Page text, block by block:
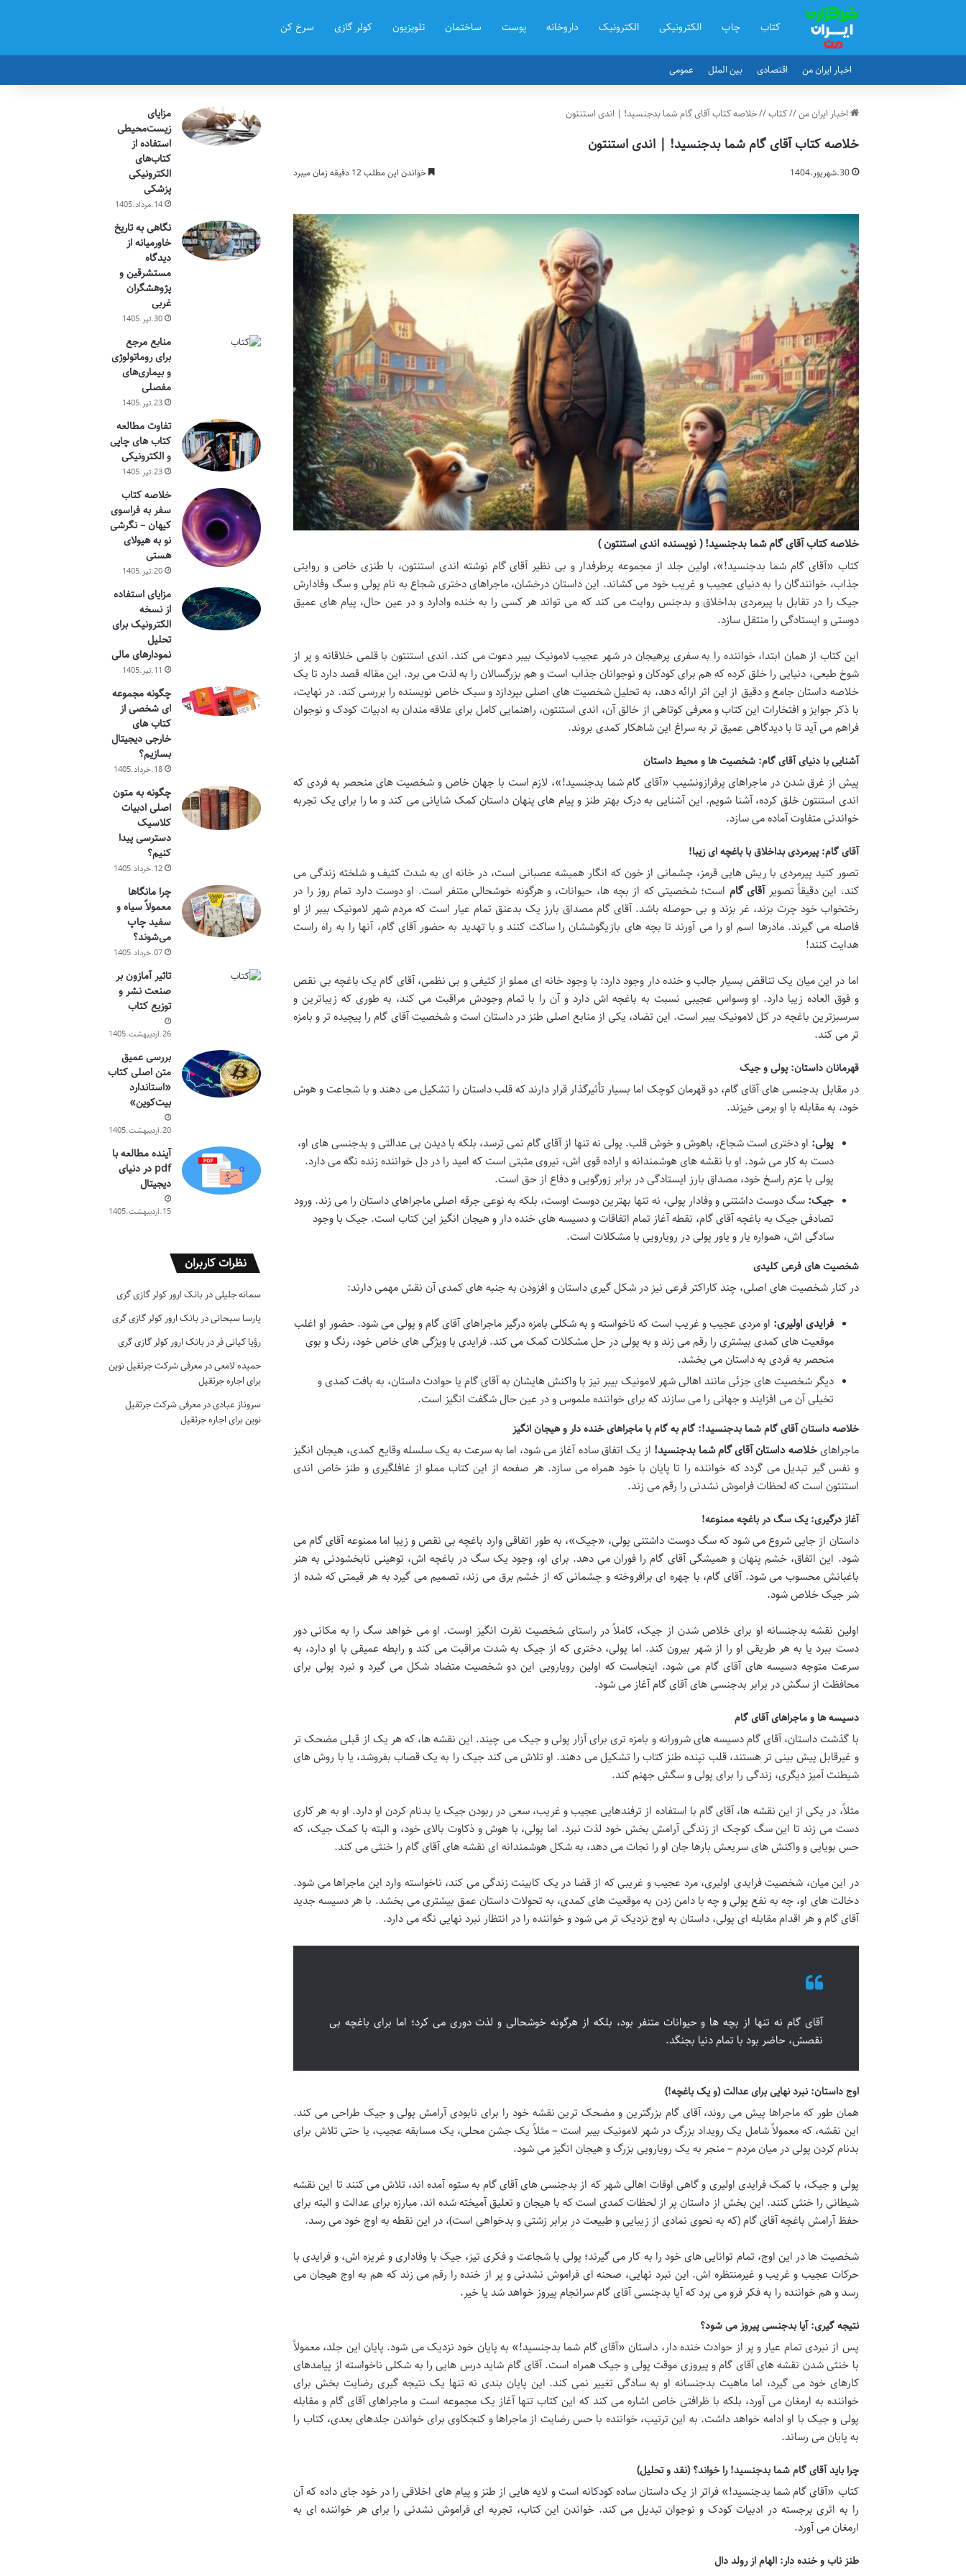
کتاب چاپ الکترونیکی الکترونیک داروخانه پوست ساختمان تلویزیون کولر گازی سرخ کن
اخبار ایران من اقتصادی بین الملل عمومی
اخبار ایران من//کتاب//خلاصه کتاب آقای گام شما بدجنسید! | اندی استنتون
خلاصه کتاب آقای گام شما بدجنسید! | اندی استنتون
30.شهریور.1404 خواندن این مطلب 12 دقیقه زمان میبرد
خلاصه کتاب آقای گام شما بدجنسید! ( نویسنده اندی استنتون )
کتاب «آقای گام شما بدجنسید!»، اولین جلد از مجموعه پرطرفدار و بی نظیر آقای گام نوشته اندی استنتون، با طنزی خاص و روایتی
جذاب، خوانندگان را به دنیای عجیب و غریب خود می کشاند. این داستان درخشان، ماجراهای دختری شجاع به نام پولی و سگ وفادارش
جیک را در تقابل با پیرمردی بداخلاق و بدجنس روایت می کند که می تواند هر کسی را به خنده وادارد و در عین حال، پیام های عمیق
دوستی و ایستادگی را منتقل سازد.
این کتاب از همان ابتدا، خواننده را به سفری پرهیجان در شهر عجیب لامونیک بیبر دعوت می کند. اندی استنتون با قلمی خلاقانه و پر از
شوخ طبعی، دنیایی را خلق کرده که هم برای کودکان و نوجوانان جذاب است و هم بزرگسالان را به لذت می برد. این مقاله قصد دارد تا یک
خلاصه داستان جامع و دقیق از این اثر ارائه دهد، به تحلیل شخصیت های اصلی بپردازد و سبک خاص نویسنده را بررسی کند. در نهایت،
با ذکر جوایز و افتخارات این کتاب و معرفی کوتاهی از خالق آن، اندی استنتون، راهنمایی کامل برای علاقه مندان به ادبیات کودک و نوجوان
فراهم می آید تا با دیدگاهی عمیق تر به سراغ این شاهکار کمدی بروند.
آشنایی با دنیای آقای گام: شخصیت ها و محیط داستان
پیش از غرق شدن در ماجراهای پرفرازونشیب «آقای گام شما بدجنسید!»، لازم است با جهان خاص و شخصیت های منحصر به فردی که
اندی استنتون خلق کرده، آشنا شویم. این آشنایی به درک بهتر طنز و پیام های پنهان داستان کمک شایانی می کند و ما را برای یک تجربه
خواندنی متفاوت آماده می سازد.
آقای گام: پیرمردی بداخلاق با باغچه ای زیبا!
تصور کنید پیرمردی با ریش هایی قرمز، چشمانی از خون که انگار همیشه عصبانی است، در خانه ای به شدت کثیف و شلخته زندگی می
کند. این دقیقاً تصویرآقای گام است؛ شخصیتی که از بچه ها، حیوانات، و هرگونه خوشحالی متنفر است. او دوست دارد تمام روز را در
رختخواب خود چرت بزند، غر بزند و بی حوصله باشد. آقای گام مصداق بارز یک بدعنق تمام عیار است که مردم شهر لامونیک بیبر از او
فاصله می گیرند. مادرها اسم او را می آورند تا بچه های بازیگوششان را ساکت کنند و با تهدید به حضور آقای گام، آنها را به راه راست
هدایت کنند!
اما در این میان یک تناقض بسیار جالب و خنده دار وجود دارد: با وجود خانه ای مملو از کثیفی و بی نظمی، آقای گام یک باغچه بی نقص
و فوق العاده زیبا دارد. او وسواس عجیبی نسبت به باغچه اش دارد و آن را با تمام وجودش مراقبت می کند، به طوری که زیباترین و
سرسبزترین باغچه در کل لامونیک بیبر است. این تضاد، یکی از منابع اصلی طنز در داستان است و شخصیت آقای گام را پیچیده تر و بامزه
تر می کند.
قهرمانان داستان: پولی و جیک
در مقابل بدجنسی های آقای گام، دو قهرمان کوچک اما بسیار تأثیرگذار قرار دارند که قلب داستان را تشکیل می دهند و با شجاعت و هوش
خود، به مقابله با او برمی خیزند.
پولی: او دختری است شجاع، باهوش و خوش قلب. پولی نه تنها از آقای گام نمی ترسد، بلکه با دیدن بی عدالتی و بدجنسی های او،
دست به کار می شود. او با نقشه های هوشمندانه و اراده قوی اش، نیروی مثبتی است که امید را در دل خواننده زنده نگه می دارد.
پولی با عزم راسخ خود، مصداق بارز ایستادگی در برابر زورگویی و دفاع از حق است.
جیک: سگ دوست داشتنی و وفادار پولی، نه تنها بهترین دوست اوست، بلکه به نوعی جرقه اصلی ماجراهای داستان را می زند. ورود
تصادفی جیک به باغچه آقای گام، نقطه آغاز تمام اتفاقات و دسیسه های خنده دار و هیجان انگیز این کتاب است. جیک با وجود
سادگی اش، همواره یار و یاور پولی در رویارویی با مشکلات است.
شخصیت های فرعی کلیدی
در کنار شخصیت های اصلی، چند کاراکتر فرعی نیز در شکل گیری داستان و افزودن به جنبه های کمدی آن نقش مهمی دارند:
فرایدی اولیری: او مردی عجیب و غریب است که ناخواسته و به شکلی بامزه درگیر ماجراهای آقای گام و پولی می شود. حضور او اغلب
موقعیت های کمدی بیشتری را رقم می زند و به پولی در حل مشکلات کمک می کند. فرایدی با ویژگی های خاص خود، رنگ و بوی
منحصر به فردی به داستان می بخشد.
دیگر شخصیت های جزئی مانند اهالی شهر لامونیک بیبر نیز با واکنش هایشان به آقای گام یا حوادث داستان، به بافت کمدی و
تخیلی آن می افزایند و جهانی را می سازند که برای خواننده ملموس و در عین حال شگفت انگیز است.
خلاصه داستان آقای گام شما بدجنسید!: گام به گام با ماجراهای خنده دار و هیجان انگیز
ماجراهایخلاصه داستان آقای گام شما بدجنسید! از یک اتفاق ساده آغاز می شود، اما به سرعت به یک سلسله وقایع کمدی، هیجان انگیز
و نفس گیر تبدیل می گردد که خواننده را تا پایان با خود همراه می سازد. هر صفحه از این کتاب مملو از غافلگیری و طنز خاص اندی
استنتون است که لحظات فراموش نشدنی را رقم می زند.
آغاز درگیری: یک سگ در باغچه ممنوعه!
داستان از جایی شروع می شود که سگ دوست داشتنی پولی، «جیک»، به طور اتفاقی وارد باغچه بی نقص و زیبا اما ممنوعه آقای گام می
شود. این اتفاق، خشم پنهان و همیشگی آقای گام را فوران می دهد. برای او، وجود یک سگ در باغچه اش، توهینی نابخشودنی به هنر
باغبانش محسوب می شود. آقای گام، با چهره ای برافروخته و چشمانی که از خشم برق می زند، تصمیم می گیرد به هر قیمتی که شده از
شر جیک خلاص شود.
اولین نقشه بدجنسانه او برای خلاص شدن از جیک، کاملاً در راستای شخصیت نفرت انگیز اوست. او می خواهد سگ را به مکانی دور
دست ببرد یا به هر طریقی او را از شهر بیرون کند. اما پولی، دختری که از جیک به شدت مراقبت می کند و رابطه عمیقی با او دارد، به
سرعت متوجه دسیسه های آقای گام می شود. اینجاست که اولین رویارویی این دو شخصیت متضاد شکل می گیرد و نبرد پولی برای
محافظت از سگش در برابر بدجنسی های آقای گام آغاز می شود.
دسیسه ها و ماجراهای آقای گام
با گذشت داستان، آقای گام دسیسه های شرورانه و بامزه تری برای آزار پولی و جیک می چیند. این نقشه ها، که هر یک از قبلی مضحک تر
و غیرقابل پیش بینی تر هستند، قلب تپنده طنز کتاب را تشکیل می دهند. او تلاش می کند جیک را به یک قصاب بفروشد، یا با روش های
شیطنت آمیز دیگری، زندگی را برای پولی و سگش جهنم کند.
مثلاً، در یکی از این نقشه ها، آقای گام با استفاده از ترفندهایی عجیب و غریب، سعی در ربودن جیک یا بدنام کردن او دارد. او به هر کاری
دست می زند تا این سگ کوچک از زندگی آرامش بخش خود لذت نبرد. اما پولی، با هوش و ذکاوت بالای خود، و البته با کمک جیک، که
حس بویایی و واکنش های سریعش بارها جان او را نجات می دهد، به شکل هوشمندانه ای نقشه های آقای گام را خنثی می کند.
در این میان، شخصیت فرایدی اولیری، مرد عجیب و غریبی که از قضا در یک کابینت زندگی می کند، ناخواسته وارد این ماجراها می شود.
دخالت های او، چه به نفع پولی و چه با دامن زدن به موقعیت های کمدی، به تحولات داستان عمق بیشتری می بخشد. با هر دسیسه جدید
آقای گام و هر اقدام مقابله ای پولی، داستان به اوج نزدیک تر می شود و خواننده را در انتظار نبرد نهایی نگه می دارد.
آقای گام نه تنها از بچه ها و حیوانات متنفر بود، بلکه از هرگونه خوشحالی و لذت دوری می کرد؛ اما برای باغچه بی
نقصش، حاضر بود با تمام دنیا بجنگد.
اوج داستان: نبرد نهایی برای عدالت (و یک باغچه!)
همان طور که ماجراها پیش می روند، آقای گام بزرگترین و مضحک ترین نقشه خود را برای نابودی آرامش پولی و جیک طراحی می کند.
این نقشه، که معمولاً شامل یک رویداد بزرگ در شهر لامونیک بیبر است – مثلاً یک جشن محلی، یک مسابقه عجیب، یا حتی تلاش برای
بدنام کردن پولی در میان مردم – منجر به یک رویارویی بزرگ و هیجان انگیز می شود.
پولی و جیک، با کمک فرایدی اولیری و گاهی اوقات اهالی شهر که از بدجنسی های آقای گام به ستوه آمده اند، تلاش می کنند تا این نقشه
شیطانی را خنثی کنند. این بخش از داستان پر از لحظات کمدی است که با هیجان و تعلیق آمیخته شده اند. مبارزه برای عدالت و البته برای
حفظ آرامش باغچه آقای گام (که به نحوی نمادی از زیبایی و طبیعت در برابر زشتی و بدخواهی است)، در این نقطه به اوج خود می رسد.
شخصیت ها در این اوج، تمام توانایی های خود را به کار می گیرند؛ پولی با شجاعت و فکری تیز، جیک با وفاداری و غریزه اش، و فرایدی با
حرکات عجیب و غریب و غیرمنتظره اش. این نبرد نهایی، صحنه ای فراموش نشدنی و پر از خنده را رقم می زند که هم به اوج هیجان می
رسد و هم خواننده را به فکر فرو می برد که آیا بدجنسی آقای گام سرانجام پیروز خواهد شد یا خیر.
نتیجه گیری: آیا بدجنسی پیروز می شود؟
پس از نبردی تمام عیار و پر از حوادث خنده دار، داستان «آقای گام شما بدجنسید!» به پایان خود نزدیک می شود. پایان این جلد، معمولاً
با خنثی شدن نقشه های آقای گام و پیروزی موقت پولی و جیک همراه است. آقای گام شاید درس هایی را به شکلی ناخواسته از پیامدهای
کارهای خود می گیرد، اما ماهیت بدجنسانه او به سادگی تغییر نمی کند. این پایان بندی نه تنها یک نتیجه گیری رضایت بخش برای
خواننده به ارمغان می آورد، بلکه با ظرافتی خاص اشاره می کند که این کتاب تنها آغاز یک مجموعه است و ماجراهای آقای گام و مقابله
پولی و جیک با او ادامه خواهد داشت. به این ترتیب، خواننده با حس رضایت از ماجراها و کنجکاوی برای خواندن جلدهای بعدی، کتاب را
به پایان می رساند.
چرا باید آقای گام شما بدجنسید! را خواند؟ (نقد و تحلیل)
کتاب «آقای گام شما بدجنسید!» فراتر از یک داستان ساده کودکانه است و لایه هایی از طنز و پیام های اخلاقی را در خود جای داده که آن
را به اثری برجسته در ادبیات کودک و نوجوان تبدیل می کند. خواندن این کتاب، تجربه ای فراموش نشدنی را برای هر خواننده ای به
ارمغان می آورد.
طنز ناب و خنده دار: الهام از رولد دال
مزایای
زیست‌محیطی
استفاده از
کتاب‌های
الکترونیکی
پزشکی
14.مرداد.1405
نگاهی به تاریخ
خاورمیانه از
دیدگاه
مستشرقین و
پژوهشگران
غربی
30.تیر.1405
منابع مرجع
برای روماتولوژی
و بیماری‌های
مفصلی
23.تیر.1405
تفاوت مطالعه
کتاب های چاپی
و الکترونیکی
23.تیر.1405
خلاصه کتاب
سفر به فراسوی
کیهان – نگرشی
نو به هیولای
هستی
20.تیر.1405
مزایای استفاده
از نسخه
الکترونیک برای
تحلیل
نمودارهای مالی
11.تیر.1405
چگونه مجموعه
ای شخصی از
کتاب های
خارجی دیجیتال
بسازیم؟
18.خرداد.1405
چگونه به متون
اصلی ادبیات
کلاسیک
دسترسی پیدا
کنیم؟
12.خرداد.1405
چرا مانگاها
معمولاً سیاه و
سفید چاپ
می‌شوند؟
07.خرداد.1405
تاثیر آمازون بر
صنعت نشر و
توزیع کتاب
26.اردیبهشت.1405
بررسی عمیق
متن اصلی کتاب
«استاندارد
بیت‌کوین»
20.اردیبهشت.1405
آینده مطالعه با
pdf در دنیای
دیجیتال
15.اردیبهشت.1405
نظرات کاربران
سمانه جلیلیدر بانک ارور کولر گازی گری
پارسا سبحانیدر بانک ارور کولر گازی گری
رؤیا کیانی فر در بانک ارور کولر گازی گری
حمیده لامعیدر معرفی شرکت جرثقیل نوین
برای اجاره جرثقیل
سروناز عبادیدر معرفی شرکت جرثقیل
نوین برای اجاره جرثقیل